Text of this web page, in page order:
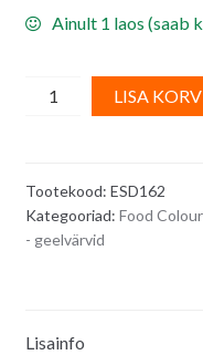
Ainult 1 laos (saab
Toiduvärv/
geelvärv
SHALLOW
CREEK/
Powergel
g
LISA
Tootekood: ESD162
Kategooriad: Food
- geelvärvid
Lisainfo